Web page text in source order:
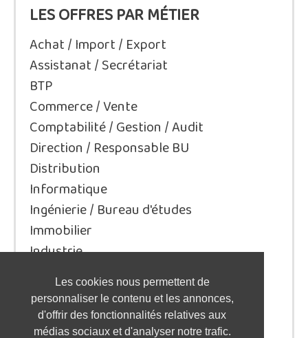
Les cookies nous permettent de
personnaliser le contenu et les annonces,
d'offrir des fonctionnalités relatives aux
médias sociaux et d'analyser notre trafic.
LES OFFRES PAR MÉTIER
Achat / Import / Export
Assistanat / Secrétariat
BTP
Commerce / Vente
Comptabilité / Gestion / Audit
Direction / Responsable BU
Distribution
Informatique
Ingénierie / Bureau d'études
Immobilier
Industrie
Juridique/Droit
Qualité / Sécurité / Environnement
Logistique / Transport